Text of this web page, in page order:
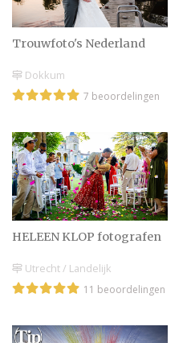
Trouwfoto's Nederland
Dokkum
7 beoordelingen
HELEEN KLOP fotografen
Utrecht / Landelijk
11 beoordelingen